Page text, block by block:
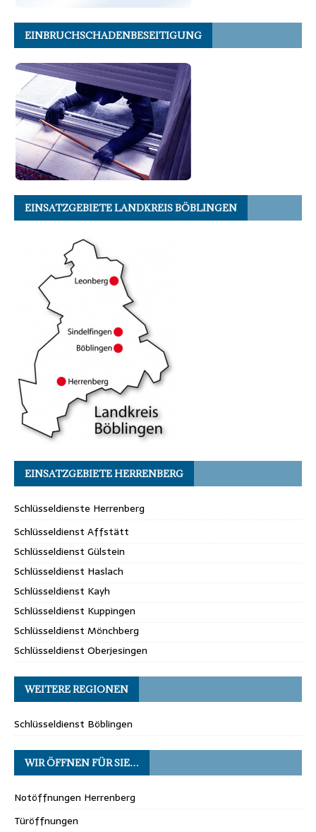
EINBRUCHSCHADENBESEITIGUNG
EINSATZGEBIETE LANDKREIS BÖBLINGEN
EINSATZGEBIETE HERRENBERG
Schlüsseldienste Herrenberg
Schlüsseldienst Affstätt
Schlüsseldienst Gülstein
Schlüsseldienst Haslach
Schlüsseldienst Kayh
Schlüsseldienst Kuppingen
Schlüsseldienst Mönchberg
Schlüsseldienst Oberjesingen
WEITERE REGIONEN
Schlüsseldienst Böblingen
WIR ÖFFNEN FÜR SIE…
Notöffnungen Herrenberg
Türöffnungen